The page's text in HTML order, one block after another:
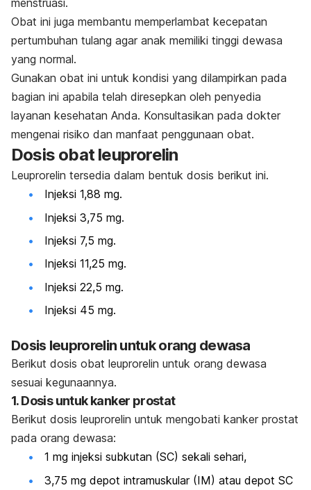
menstruasi.
Obat ini juga membantu memperlambat kecepatan
pertumbuhan tulang agar anak memiliki tinggi dewasa
yang normal.
Gunakan obat ini untuk kondisi yang dilampirkan pada
bagian ini apabila telah diresepkan oleh penyedia
layanan kesehatan Anda. Konsultasikan pada dokter
mengenai risiko dan manfaat penggunaan obat.
Dosis obat leuprorelin
Leuprorelin tersedia dalam bentuk dosis berikut ini.
Injeksi 1,88 mg.
Injeksi 3,75 mg.
Injeksi 7,5 mg.
Injeksi 11,25 mg.
Injeksi 22,5 mg.
Injeksi 45 mg.
Dosis leuprorelin untuk orang dewasa
Berikut dosis obat leuprorelin untuk orang dewasa
sesuai kegunaannya.
1. Dosis untuk kanker prostat
Berikut dosis leuprorelin untuk mengobati kanker prostat
pada orang dewasa:
1 mg injeksi subkutan (SC) sekali sehari,
3,75 mg depot intramuskular (IM) atau depot SC